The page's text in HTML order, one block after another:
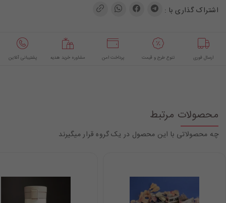
اشتراک گذاری با :
ارسال فوری تنوع طرح و قیمت پرداخت امن مشاوره خرید هدیه پشتیبانی آنلاین
محصولات مرتبط
چه محصولاتی با این محصول در یک گروه قرار میگیرند